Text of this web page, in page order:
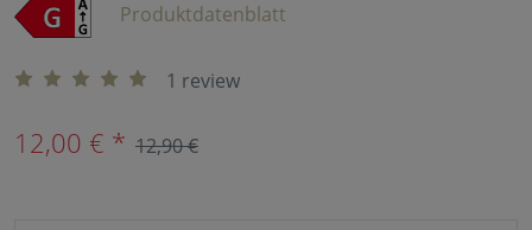
Produktdatenblatt
1 review
12,00 € * 12,90 €